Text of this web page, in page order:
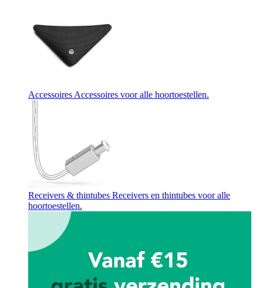
AccessoiresAccessoires voor alle hoortoestellen.
Receivers & thintubes Receivers en thintubes voor alle
hoortoestellen.